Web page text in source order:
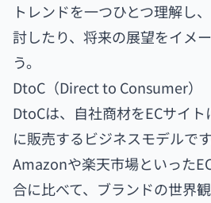
トレンドを一つひとつ理解し
討したり、将来の展望をイメ
う。
DtoC（Direct to Consumer）
DtoCは、自社商材をECサイ
に販売するビジネスモデルです
Amazonや楽天市場といった
合に比べて、ブランドの世界